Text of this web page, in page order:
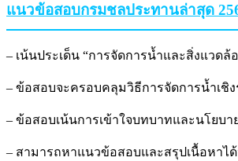
แนวข้อสอบกรมชลประทานล่าสุด
– เน้นประเด็น “การจัดการน้ำและสิ่งแวด
– ข้อสอบจะครอบคลุมวิธีการจัดการน้ำเชิ
– ข้อสอบเน้นการเข้าใจบทบาทและนโยบ
– สามารถหาแนวข้อสอบและสรุปเนื้อหาไ